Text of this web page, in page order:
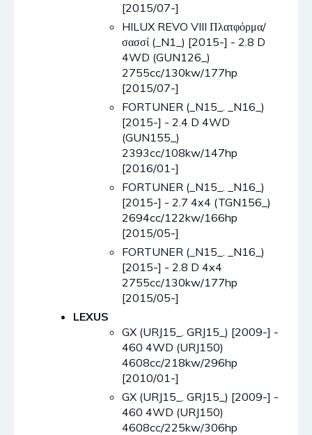
[2015/07-]
HILUX REVO VIII Πλατφόρμα/
σασσί (_N1_) [2015-] - 2.8 D
4WD (GUN126_)
2755cc/130kw/177hp
[2015/07-]
FORTUNER (_N15_. _N16_)
[2015-] - 2.4 D 4WD
(GUN155_)
2393cc/108kw/147hp
[2016/01-]
FORTUNER (_N15_. _N16_)
[2015-] - 2.7 4x4 (TGN156_)
2694cc/122kw/166hp
[2015/05-]
FORTUNER (_N15_. _N16_)
[2015-] - 2.8 D 4x4
2755cc/130kw/177hp
[2015/05-]
LEXUS
GX (URJ15_. GRJ15_) [2009-] -
460 4WD (URJ150)
4608cc/218kw/296hp
[2010/01-]
GX (URJ15_. GRJ15_) [2009-] -
460 4WD (URJ150)
4608cc/225kw/306hp